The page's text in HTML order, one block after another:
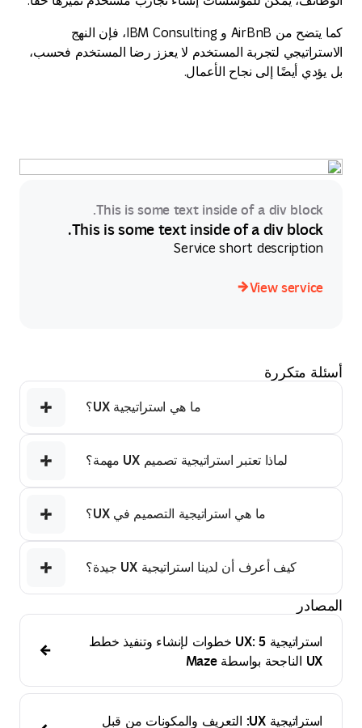
كما يتضح من AirBnB و IBM Consulting، فإن النهج
الاستراتيجي لتجربة المستخدم لا يعزز رضا المستخدم فحسب،
بل يؤدي أيضًا إلى نجاح الأعمال.
This is some text inside of a div block.
This is some text inside of a div block.
Service short description
View service
أسئلة متكررة
ما هي استراتيجية UX؟
لماذا تعتبر استراتيجية تصميم UX مهمة؟
ما هي استراتيجية التصميم في UX؟
كيف أعرف أن لدينا استراتيجية UX جيدة؟
المصادر
استراتيجية UX: 5 خطوات لإنشاء وتنفيذ خطط
UX الناجحة بواسطة Maze
استراتيجية UX: التعريف والمكونات من قبل